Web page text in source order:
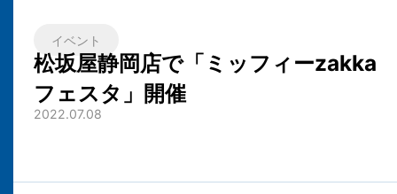
イベント
松坂屋静岡店で「ミッフィーzakka
フェスタ」開催
2022.07.08